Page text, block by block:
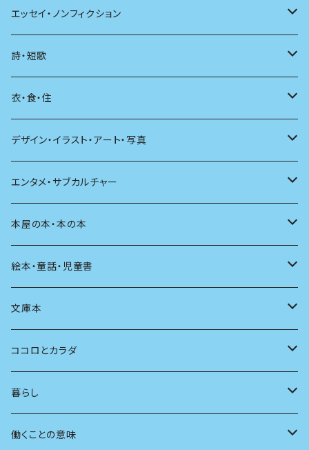
日本
海外
日本語
文学理論
評論
文章術
エッセイ・ノンフィクション
エッセイ
日記
ノンフィクション
その他
評論
言葉
言語
批評
アンソロジー
自伝・伝記
詩・短歌
詩
短歌
その他
衣・食・住
着る
食べる
料理
発酵・麹
住う
その他
デザイン・イラスト・アート・写真
デザイン
イラスト
アート
写真
その他
インテリア
ファッション
エンタメ・サブカルチャー
映画
音楽
マンガ
テレビ
ラジオ
マガジン
本屋の本・本の本
本屋さんの本
本の本
読書
絵本・童話・児童書
小さいお子さん向け
自分で読めるようになったら
大人も楽しい絵本
海外絵本
文庫本
男性作家
女性作家
その他
ココロとカラダ
フェミニズム
カウンセリング
暮らし
料理
働くことの意味